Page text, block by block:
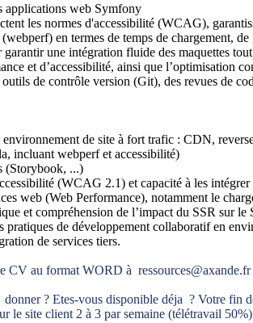
applications web Symfony
les normes d'accessibilité (WCAG),
en termes de temps de chargement,
une intégration fluide des maquettes
et d’accessibilité, ainsi que l’optimisation
de contrôle version (Git), des revues de
de site à fort trafic : CDN,
incluant webperf et accessibilité)
(Storybook, ...)
(WCAG 2.1) et capacité à les intégrer
web (Web Performance), notamment le
et compréhension de l’impact du SSR sur le
de développement collaboratif en
de services tiers.
CV au format WORD à
? Etes-vous disponible déja ? Votre fin
le site client 2 à 3 par semaine (télétravail